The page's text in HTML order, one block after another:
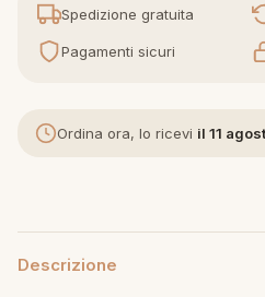
letto
Spedizione gratuita
Pagamenti sicuri
Ordina ora, lo ricevi il 11
Descrizione